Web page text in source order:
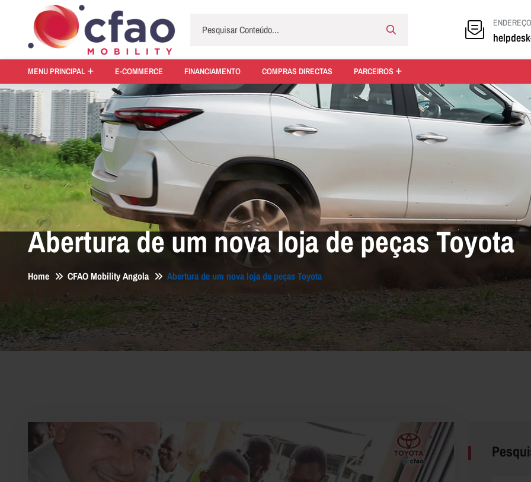
MENU PRINCIPAL E-COMMERCE FINANCIAMENTO COMPRAS DIRECTAS PARCEIROS
Abertura de um nova loja de peças Toyota
Home CFAO Mobility Angola Abertura de um nova loja de peças Toyota